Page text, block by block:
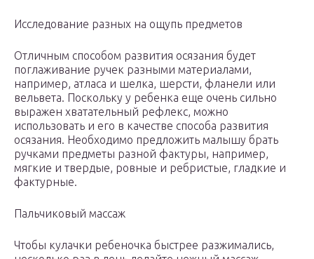
Исследование разных на ощупь предметов
Отличным способом развития осязания будет
поглаживание ручек разными материалами,
например, атласа и шелка, шерсти, фланели или
вельвета. Поскольку у ребенка еще очень сильно
выражен хватательный рефлекс, можно
использовать и его в качестве способа развития
осязания. Необходимо предложить малышу брать
ручками предметы разной фактуры, например,
мягкие и твердые, ровные и ребристые, гладкие и
фактурные.
Пальчиковый массаж
Чтобы кулачки ребеночка быстрее разжимались,